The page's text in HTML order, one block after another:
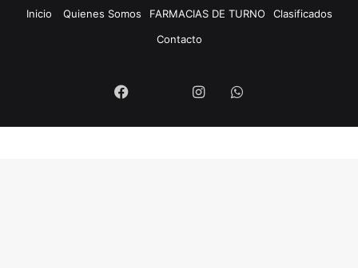
Inicio
Quienes Somos FARMACIAS DE TURNO
Clasificados
Contacto
Facebook InstagramWhatsapp